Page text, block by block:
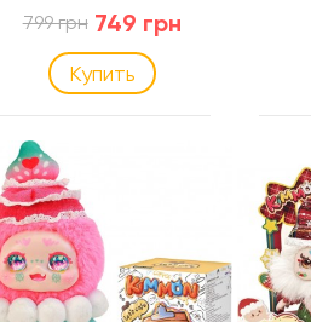
799 грн 749 грн
Купить